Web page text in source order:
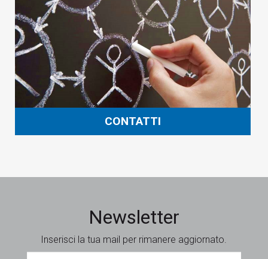
CONTATTI
Newsletter
Inserisci la tua mail per rimanere aggiornato.